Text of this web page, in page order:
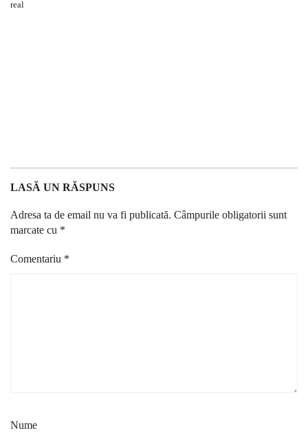
LASĂ UN RĂSPUNS
Adresa ta de email nu va fi publicată. Câmpurile obligatorii sunt
marcate cu *
Comentariu *
Nume